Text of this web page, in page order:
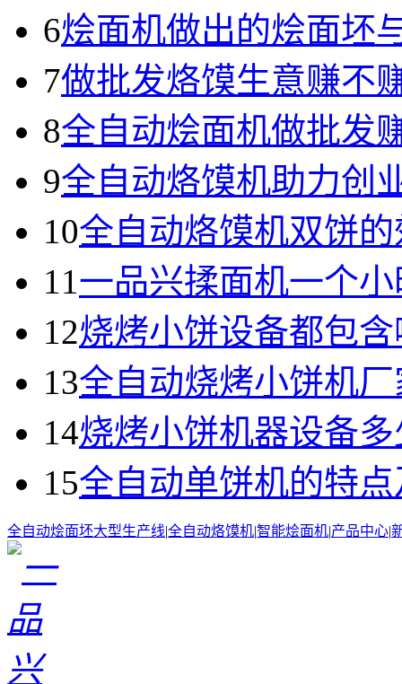
6烩面机做出的烩面坯
7做批发烙馍生意赚不
8全自动烩面机做批发
9全自动烙馍机助力创
10全自动烙馍机双饼
11 一品兴揉面机一个
12烧烤小饼设备都包
13全自动烧烤小饼机
14烧烤小饼机器设备
15全自动单饼机的特
全自动烩面坯大型生产线|全自动烙馍机|智能烩面机|产品中心|